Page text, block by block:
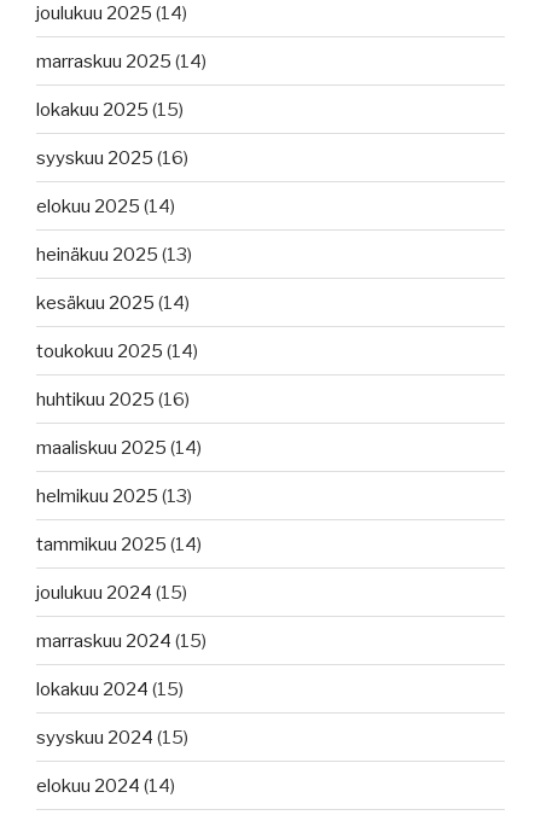
joulukuu 2025 (14)
marraskuu 2025 (14)
lokakuu 2025 (15)
syyskuu 2025 (16)
elokuu 2025 (14)
heinäkuu 2025 (13)
kesäkuu 2025 (14)
toukokuu 2025 (14)
huhtikuu 2025 (16)
maaliskuu 2025 (14)
helmikuu 2025 (13)
tammikuu 2025 (14)
joulukuu 2024 (15)
marraskuu 2024 (15)
lokakuu 2024 (15)
syyskuu 2024 (15)
elokuu 2024 (14)